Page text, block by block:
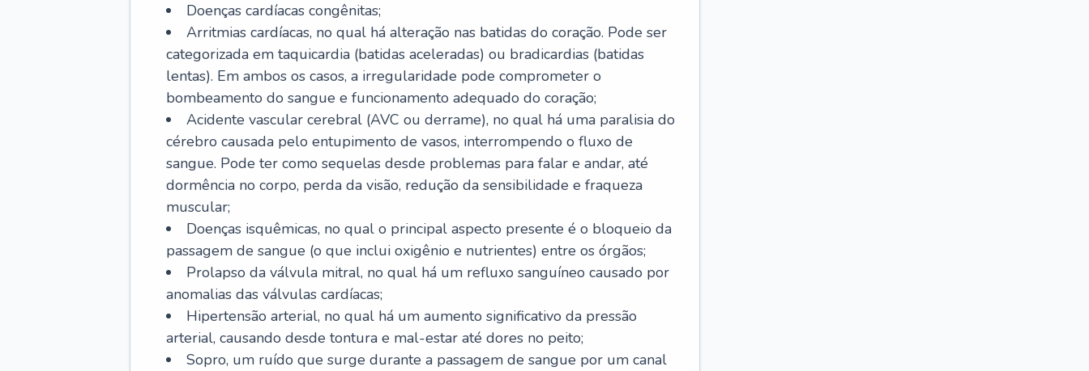
Doenças cardíacas congênitas;
Arritmias cardíacas, no qual há alteração nas batidas do coração. Pode ser
categorizada em taquicardia (batidas aceleradas) ou bradicardias (batidas
lentas). Em ambos os casos, a irregularidade pode comprometer o
bombeamento do sangue e funcionamento adequado do coração;
Acidente vascular cerebral (AVC ou derrame), no qual há uma paralisia do
cérebro causada pelo entupimento de vasos, interrompendo o fluxo de
sangue. Pode ter como sequelas desde problemas para falar e andar, até
dormência no corpo, perda da visão, redução da sensibilidade e fraqueza
muscular;
Doenças isquêmicas, no qual o principal aspecto presente é o bloqueio da
passagem de sangue (o que inclui oxigênio e nutrientes) entre os órgãos;
Prolapso da válvula mitral, no qual há um refluxo sanguíneo causado por
anomalias das válvulas cardíacas;
Hipertensão arterial, no qual há um aumento significativo da pressão
arterial, causando desde tontura e mal-estar até dores no peito;
Sopro, um ruído que surge durante a passagem de sangue por um canal